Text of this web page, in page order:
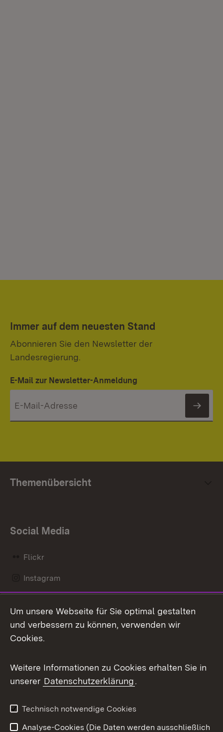
Immer auf dem neuesten Stand
Abonnieren Sie den Newsletter der
Landesregierung.
E-Mail zur Newsletter-Anmeldung
Themenübersicht
Social Media
Flickr
Instagram
Mastodon
Messenger
Social Wall
X / Twitter
Youtube
Um unsere Webseite für Sie optimal gestalten
und verbessern zu können, verwenden wir
Cookies.
Weitere Informationen zu Cookies erhalten Sie in
unserer Datenschutzerklärung.
Technisch notwendige Cookies
Analyse-Cookies (Die Daten werden ausschließlich